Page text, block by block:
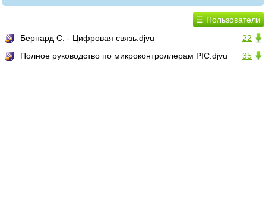
☰ Пользователи
22
Бернард С. - Цифровая связь.djvu
35
Полное руководство по микроконтроллерам PIC.djvu